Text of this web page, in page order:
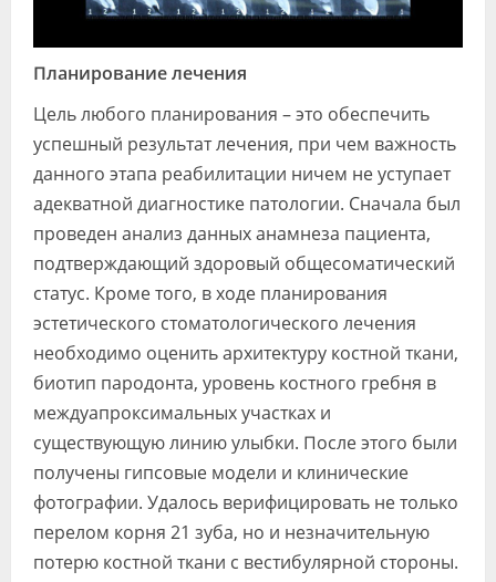
Планирование лечения
Цель любого планирования – это обеспечить
успешный результат лечения, при чем важность
данного этапа реабилитации ничем не уступает
адекватной диагностике патологии. Сначала был
проведен анализ данных анамнеза пациента,
подтверждающий здоровый общесоматический
статус. Кроме того, в ходе планирования
эстетического стоматологического лечения
необходимо оценить архитектуру костной ткани,
биотип пародонта, уровень костного гребня в
междуапроксимальных участках и
существующую линию улыбки. После этого были
получены гипсовые модели и клинические
фотографии. Удалось верифицировать не только
перелом корня 21 зуба, но и незначительную
потерю костной ткани с вестибулярной стороны.